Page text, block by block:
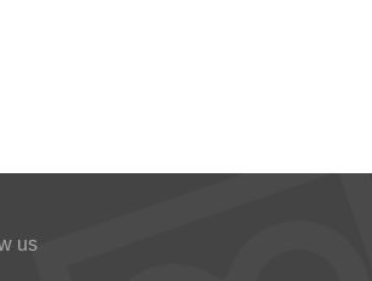
us